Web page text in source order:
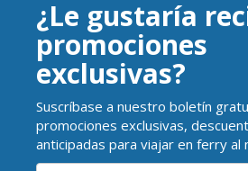
¿Le gustaría
promociones
exclusivas?
Suscríbase a nuestro boletín
promociones exclusivas,
anticipadas para viajar en ferry al